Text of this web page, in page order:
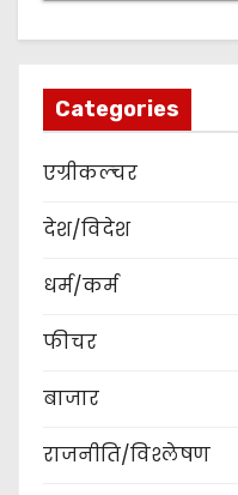
Categories
एग्रीकल्चर
देश/विदेश
धर्म/कर्म
फीचर
बाजार
राजनीति/विश्लेषण